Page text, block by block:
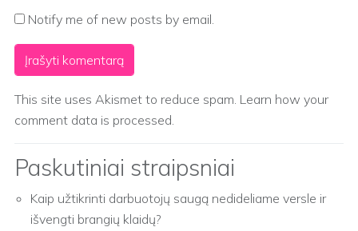
Notify me of new posts by email.
This site uses Akismet to reduce spam. Learn how your
comment data is processed.
Paskutiniai straipsniai
Kaip užtikrinti darbuotojų saugą nedideliame versle ir
išvengti brangių klaidų?